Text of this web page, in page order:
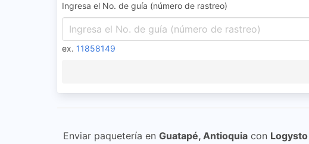
Ingresa el No. de guía (número de rastreo)
ex. 11858149
Enviar paquetería en Guatapé, Antioquia con Logysto